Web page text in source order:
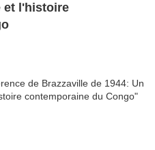
et l'histoire